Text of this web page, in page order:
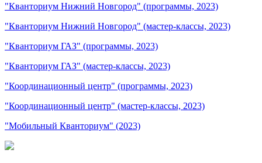
"Кванториум Нижний Новгород" (программы, 2023)
"Кванториум Нижний Новгород" (мастер-классы, 2023)
"Кванториум ГАЗ" (программы, 2023)
"Кванториум ГАЗ" (мастер-классы, 2023)
"Координационный центр" (программы, 2023)
"Координационный центр" (мастер-классы, 2023)
"Мобильный Кванториум" (2023)